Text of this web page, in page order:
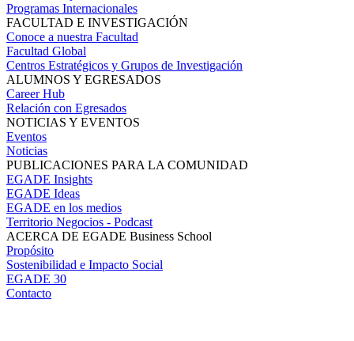
Programas Internacionales
FACULTAD E INVESTIGACIÓN
Conoce a nuestra Facultad
Facultad Global
Centros Estratégicos y Grupos de Investigación
ALUMNOS Y EGRESADOS
Career Hub
Relación con Egresados
NOTICIAS Y EVENTOS
Eventos
Noticias
PUBLICACIONES PARA LA COMUNIDAD
EGADE Insights
EGADE Ideas
EGADE en los medios
Territorio Negocios - Podcast
ACERCA DE EGADE Business School
Propósito
Sostenibilidad e Impacto Social
EGADE 30
Contacto